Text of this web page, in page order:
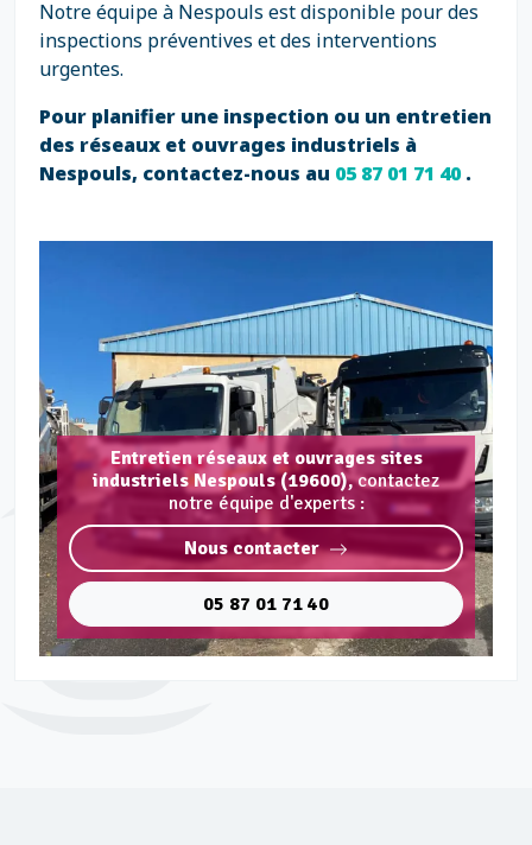
Notre équipe à Nespouls est disponible pour des
inspections préventives et des interventions
urgentes.
Pour planifier une inspection ou un entretien
des réseaux et ouvrages industriels à
Nespouls, contactez-nous au 05 87 01 71 40.
Entretien réseaux et ouvrages sites
industriels Nespouls (19600),contactez
notre équipe d'experts :
Nous contacter
05 87 01 71 40